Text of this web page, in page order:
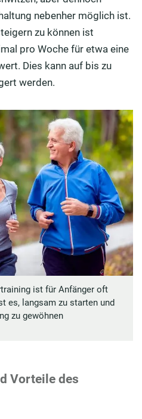
nebenher möglich ist.
zu können ist
pro Woche für etwa eine
Dies kann auf bis zu
werden.
ist für Anfänger oft
es, langsam zu starten und
zu gewöhnen
Vorteile des